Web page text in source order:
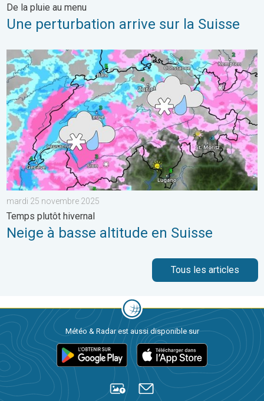
De la pluie au menu
Une perturbation arrive sur la Suisse
Neige à basse altitude en Suisse. Temps plutôt hivernal. . .
mardi 25 novembre 2025
Temps plutôt hivernal
Neige à basse altitude en Suisse
Tous les articles
Météo & Radar est aussi disponible sur